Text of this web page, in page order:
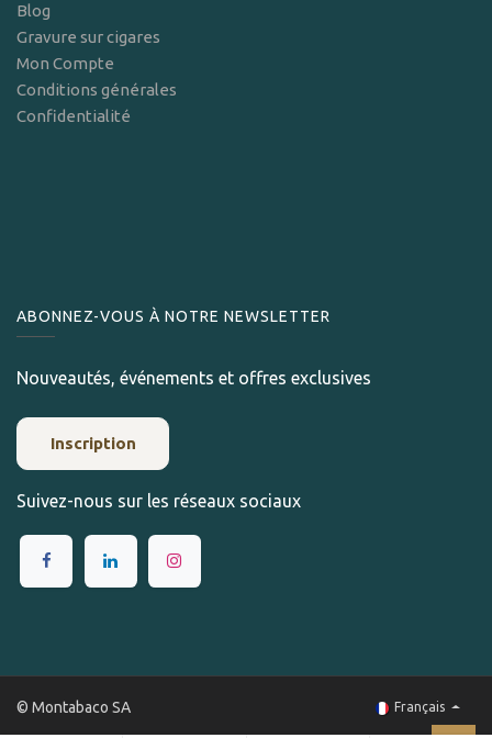
Blog
Gravure sur cigares
Mon Compte
Conditions générales
Confidentialité
ABONNEZ-VOUS À NOTRE NEWSLETTER
Nouveautés, événements et offres exclusives
Inscription
Suivez-nous sur les réseaux sociaux
© Montabaco SA Français